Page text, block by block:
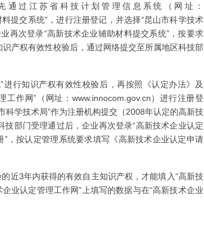
过江苏省科技计划管理信息系统（网址：
提交系统”，进行注册登记，并选择“昆山市科学技术
再次登录“高新技术企业辅助材料提交系统”，按要求
产权有效性校验后，通过网络提交至所属地区科技部
行知识产权有效性校验后，再按照《认定办法》及
工作网”（网址：www.innocom.gov.cn）进行注册登
科学技术局”作为注册机构提交（2008年认定的高新技
部门受理通过后，企业再次登录“高新技术企业认定
，按认定管理系统要求填写《高新技术企业认定申请
近3年内获得的有效自主知识产权，才能填入“高新技
业认定管理工作网”上填写的数据与在“高新技术企业